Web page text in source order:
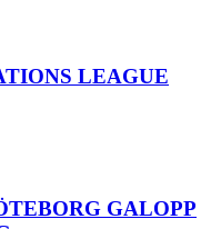
LEAGUE
GALOPP